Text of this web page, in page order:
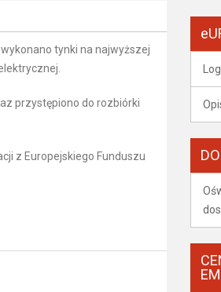
tynki na najwyższej
przystępiono do rozbiórki
z Europejskiego Funduszu